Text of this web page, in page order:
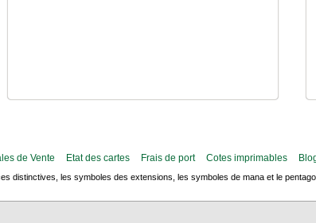
Ultimate
Protégez
sleeves
tradition de
de Vente Etat des cartes Frais de port Cotes imprimables
distinctives, les symboles des extensions, les symboles de mana et le